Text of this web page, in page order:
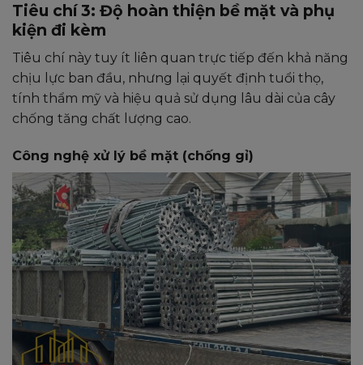
Tiêu chí 3: Độ hoàn thiện bề mặt và phụ
kiện đi kèm
Tiêu chí này tuy ít liên quan trực tiếp đến khả năng
chịu lực ban đầu, nhưng lại quyết định tuổi thọ,
tính thẩm mỹ và hiệu quả sử dụng lâu dài của cây
chống tăng chất lượng cao.
Công nghệ xử lý bề mặt (chống gỉ)